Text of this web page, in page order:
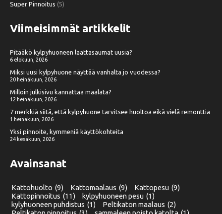
Super Pinnoitus (5)
Viimeisimmät artikkelit
Pitääkö kylpyhuoneen laattasaumat uusia?
6 elokuun, 2026
Miksi uusi kylpyhuone näyttää vanhalta jo vuodessa?
20 heinäkuun, 2026
Milloin julkisivu kannattaa maalata?
12 heinäkuun, 2026
7 merkkiä siitä, että kylpyhuone tarvitsee huoltoa eikä vielä remonttia
1 heinäkuun, 2026
Yksi pinnoite, kymmeniä käyttökohteita
24 kesäkuun, 2026
Avainsanat
Kattohuolto (9) Kattomaalaus (9) Kattopesu (9)
Kattopinnoitus (11) kylpyhuoneen pesu (1)
kylyhuoneen puhdistus (1) Peltikaton maalaus (2)